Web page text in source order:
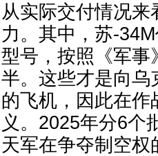
从实际交付情况
力。其中，苏-
型号，按照《军事
半。这些才是向乌
的飞机，因此在
义。2025年分6个
天军在争夺制空